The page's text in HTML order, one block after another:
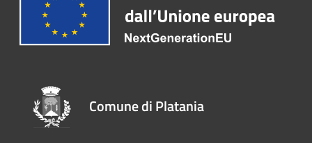
Comune di Platania